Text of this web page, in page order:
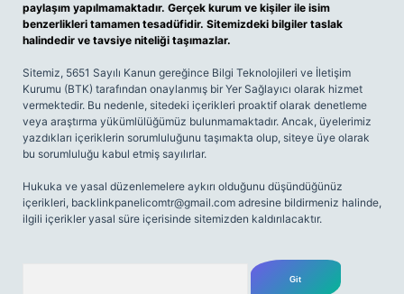
paylaşım yapılmamaktadır. Gerçek kurum ve kişiler ile isim
benzerlikleri tamamen tesadüfidir. Sitemizdeki bilgiler taslak
halindedir ve tavsiye niteliği taşımazlar.
Sitemiz, 5651 Sayılı Kanun gereğince Bilgi Teknolojileri ve İletişim
Kurumu (BTK) tarafından onaylanmış bir Yer Sağlayıcı olarak hizmet
vermektedir. Bu nedenle, sitedeki içerikleri proaktif olarak denetleme
veya araştırma yükümlülüğümüz bulunmamaktadır. Ancak, üyelerimiz
yazdıkları içeriklerin sorumluluğunu taşımakta olup, siteye üye olarak
bu sorumluluğu kabul etmiş sayılırlar.
Hukuka ve yasal düzenlemelere aykırı olduğunu düşündüğünüz
içerikleri, backlinkpanelicomtr@gmail.com adresine bildirmeniz halinde,
ilgili içerikler yasal süre içerisinde sitemizden kaldırılacaktır.